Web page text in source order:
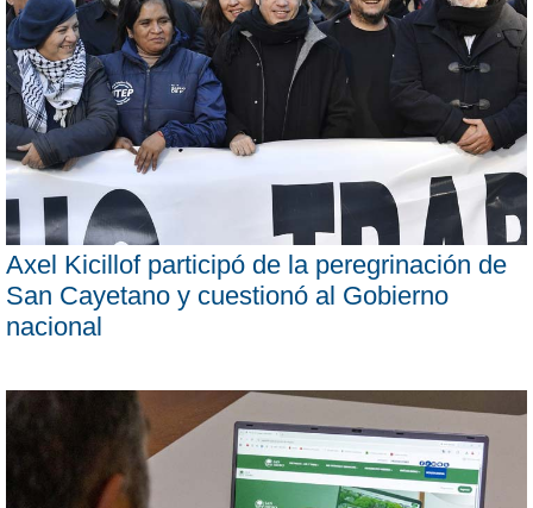
Axel Kicillof participó de la peregrinación de
San Cayetano y cuestionó al Gobierno
nacional